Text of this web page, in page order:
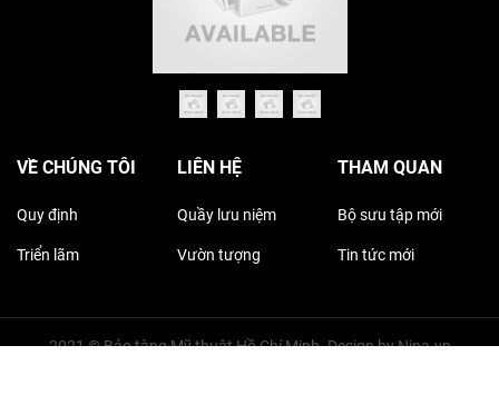
VỀ CHÚNG TÔI
Quy định
Triển lãm
LIÊN HỆ
Quầy lưu niệm
Vườn tượng
THAM QUAN
Bộ sưu tập mới
Tin tức mới
2021 © Bảo tàng Mỹ thuật Hồ Chí Minh. Design byNina.vn